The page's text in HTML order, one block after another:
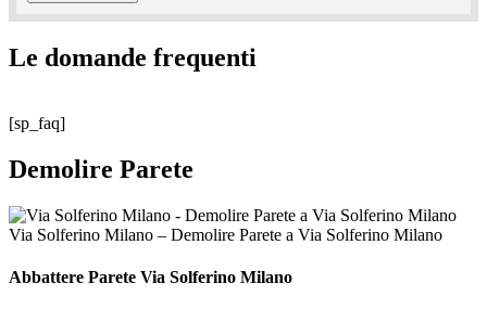
Le domande frequenti
[sp_faq]
Demolire Parete
Via Solferino Milano – Demolire Parete a Via Solferino Milano
Abbattere Parete Via Solferino Milano